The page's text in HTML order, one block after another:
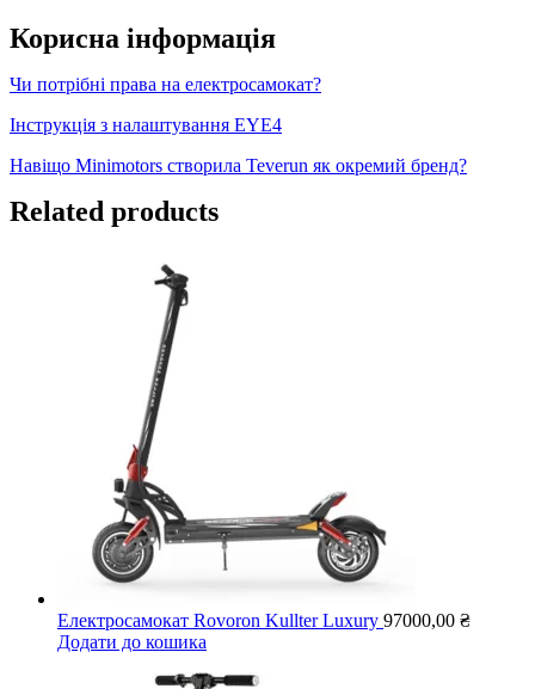
Корисна інформація
Чи потрібні права на електросамокат?
Інструкція з налаштування EYE4
Навіщо Minimotors створила Teverun як окремий бренд?
Related products
Електросамокат Rovoron Kullter Luxury 97000,00 ₴
Додати до кошика